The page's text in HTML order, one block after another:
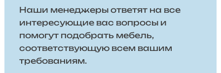
Наши менеджеры ответят на все
интересующие вас вопросы и
помогут подобрать мебель,
соответствующую всем вашим
требованиям.